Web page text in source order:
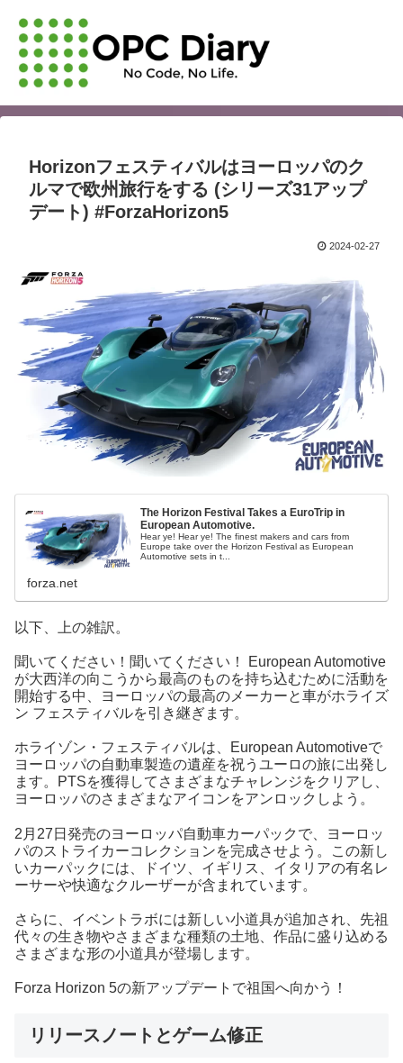
Horizonフェスティバルはヨーロッパのク
ルマで欧州旅行をする (シリーズ31アップ
デート) #ForzaHorizon5
2024-02-27
The Horizon Festival Takes a EuroTrip in
European Automotive.
Hear ye! Hear ye! The finest makers and cars from
Europe take over the Horizon Festival as European
Automotive sets in t...
forza.net
以下、上の雑訳。
聞いてください！聞いてください！ European Automotive
が大西洋の向こうから最高のものを持ち込むために活動を
開始する中、ヨーロッパの最高のメーカーと車がホライズ
ン フェスティバルを引き継ぎます。
ホライゾン・フェスティバルは、European Automotiveで
ヨーロッパの自動車製造の遺産を祝うユーロの旅に出発し
ます。PTSを獲得してさまざまなチャレンジをクリアし、
ヨーロッパのさまざまなアイコンをアンロックしよう。
2月27日発売のヨーロッパ自動車カーパックで、ヨーロッ
パのストライカーコレクションを完成させよう。この新し
いカーパックには、ドイツ、イギリス、イタリアの有名レ
ーサーや快適なクルーザーが含まれています。
さらに、イベントラボには新しい小道具が追加され、先祖
代々の生き物やさまざまな種類の土地、作品に盛り込める
さまざまな形の小道具が登場します。
Forza Horizon 5の新アップデートで祖国へ向かう！
リリースノートとゲーム修正